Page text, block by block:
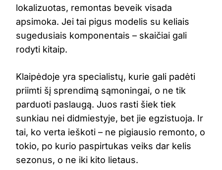
lokalizuotas, remontas beveik visada
apsimoka. Jei tai pigus modelis su keliais
sugedusiais komponentais – skaičiai gali
rodyti kitaip.
Klaipėdoje yra specialistų, kurie gali padėti
priimti šį sprendimą sąmoningai, o ne tik
parduoti paslaugą. Juos rasti šiek tiek
sunkiau nei didmiestyje, bet jie egzistuoja. Ir
tai, ko verta ieškoti – ne pigiausio remonto, o
tokio, po kurio paspirtukas veiks dar kelis
sezonus, o ne iki kito lietaus.